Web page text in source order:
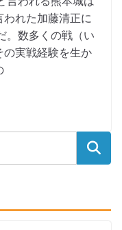
れた加藤清正に
。数多くの戦（い
の実戦経験を生か